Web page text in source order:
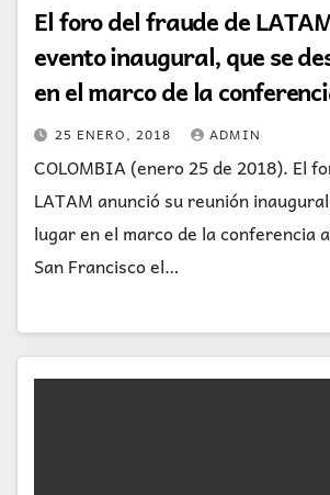
El foro del fraude de
evento inaugural, que se
en el marco de la
25 ENERO, 2018 ADMIN
COLOMBIA (enero 25 de 2018). El
LATAM anunció su reunión
lugar en el marco de la conferencia
San Francisco el…